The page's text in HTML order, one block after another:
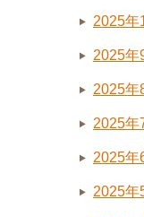
2025年
2025年
2025年
2025年
2025年
2025年